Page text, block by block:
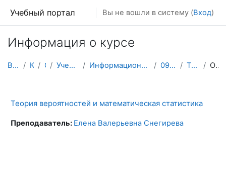
Учебный портал Вы не вошли в систему (Вход)
Информация о курсе
В начало Курсы СПО Учебный корпус №5 Информационные системы и программирование 09.02.07 3 курс ТВМС-УК№5 Описание
Теория вероятностей и математическая статистика
Преподаватель: Елена Валерьевна Снегирева